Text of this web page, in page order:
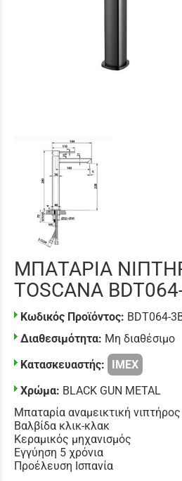
ΜΠΑΤΑΡΙΑ
TOSCANA
Κωδικός Προϊόντος: BDT064-
Διαθεσιμότητα: Μη διαθέσιμο
Κατασκευαστής:
IMEX
Χρώμα: BLACK GUN METAL
Μπαταρία αναμεικτική
Βαλβίδα κλικ-κλακ
Κεραμικός μηχανισμός
Εγγύηση 5 χρόνια
Προέλευση Ισπανία